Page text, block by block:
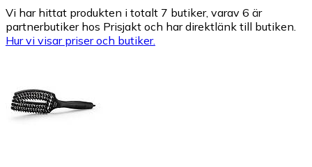
Vi har hittat produkten i totalt 7 butiker, varav 6 är
partnerbutiker hos Prisjakt och har direktlänk till butiken.
Hur vi visar priser och butiker.